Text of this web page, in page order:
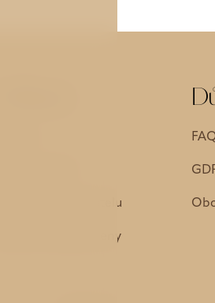
Historie a okolí hotelu
Garance nejnižší ceny